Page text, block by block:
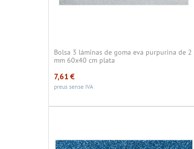
Bolsa 3 láminas de goma eva purpurina de 2
mm 60x40 cm plata
7,61 €
preus sense IVA